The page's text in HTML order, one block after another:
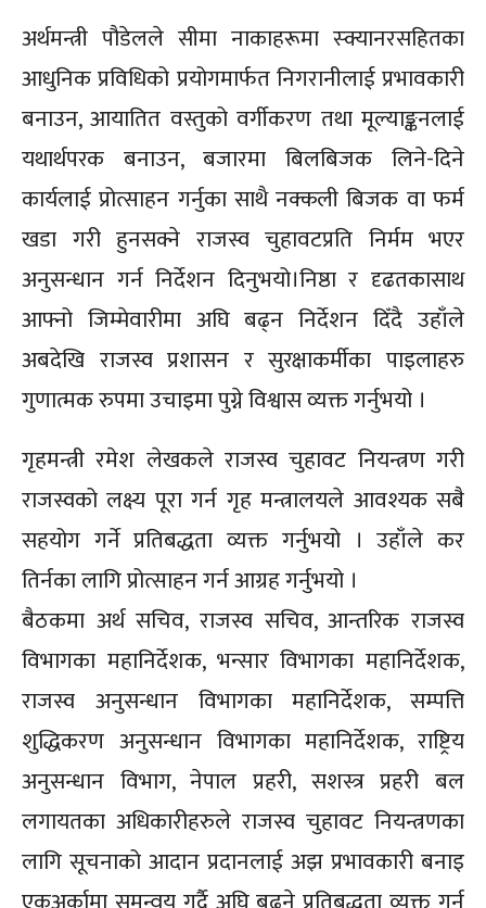
अर्थमन्त्री पौडेलले सीमा नाकाहरूमा स्क्यानरसहितका
आधुनिक प्रविधिको प्रयोगमार्फत निगरानीलाई प्रभावकारी
बनाउन, आयातित वस्तुको वर्गीकरण तथा मूल्याङ्कनलाई
यथार्थपरक बनाउन, बजारमा बिलबिजक लिने-दिने
कार्यलाई प्रोत्साहन गर्नुका साथै नक्कली बिजक वा फर्म
खडा गरी हुनसक्ने राजस्व चुहावटप्रति निर्मम भएर
अनुसन्धान गर्न निर्देशन दिनुभयो।निष्ठा र दृढतकासाथ
आफ्नो जिम्मेवारीमा अघि बढ्न निर्देशन दिँदै उहाँले
अबदेखि राजस्व प्रशासन र सुरक्षाकर्मीका पाइलाहरु
गुणात्मक रुपमा उचाइमा पुग्ने विश्वास व्यक्त गर्नुभयो ।
गृहमन्त्री रमेश लेखकले राजस्व चुहावट नियन्त्रण गरी
राजस्वको लक्ष्य पूरा गर्न गृह मन्त्रालयले आवश्यक सबै
सहयोग गर्ने प्रतिबद्धता व्यक्त गर्नुभयो । उहाँले कर
तिर्नका लागि प्रोत्साहन गर्न आग्रह गर्नुभयो ।
बैठकमा अर्थ सचिव, राजस्व सचिव, आन्तरिक राजस्व
विभागका महानिर्देशक, भन्सार विभागका महानिर्देशक,
राजस्व अनुसन्धान विभागका महानिर्देशक, सम्पत्ति
शुद्धिकरण अनुसन्धान विभागका महानिर्देशक, राष्ट्रिय
अनुसन्धान विभाग, नेपाल प्रहरी, सशस्त्र प्रहरी बल
लगायतका अधिकारीहरुले राजस्व चुहावट नियन्त्रणका
लागि सूचनाको आदान प्रदानलाई अझ प्रभावकारी बनाइ